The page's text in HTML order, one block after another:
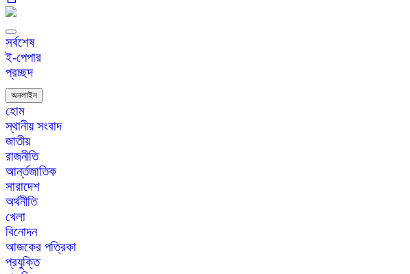
সর্বশেষ
ই-পেপার
প্রচ্ছদ
অনলাইন
হোম
স্থানীয় সংবাদ
জাতীয়
রাজনীতি
আর্ন্তজাতিক
সারাদেশ
অর্থনীতি
খেলা
বিনোদন
আজকের পত্রিকা
প্রযুক্তি